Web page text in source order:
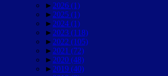
► 2026 (1)
► 2025 (1)
► 2024 (1)
► 2023 (118)
► 2022 (105)
► 2021 (72)
► 2020 (48)
► 2019 (40)